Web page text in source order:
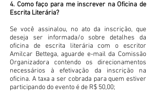
4. Como faço para me inscrever na Oficina de
Escrita Literária?
Se você assinalou, no ato da inscrição, que
deseja ser informada/o sobre detalhes da
oficina de escrita literária com o escritor
Amilcar Bettega, aguarde e-mail da Comissão
Organizadora contendo os direcionamentos
necessários à efetivação da inscrição na
oficina. A taxa a ser cobrada para quem estiver
participando do evento é de R$ 50,00;